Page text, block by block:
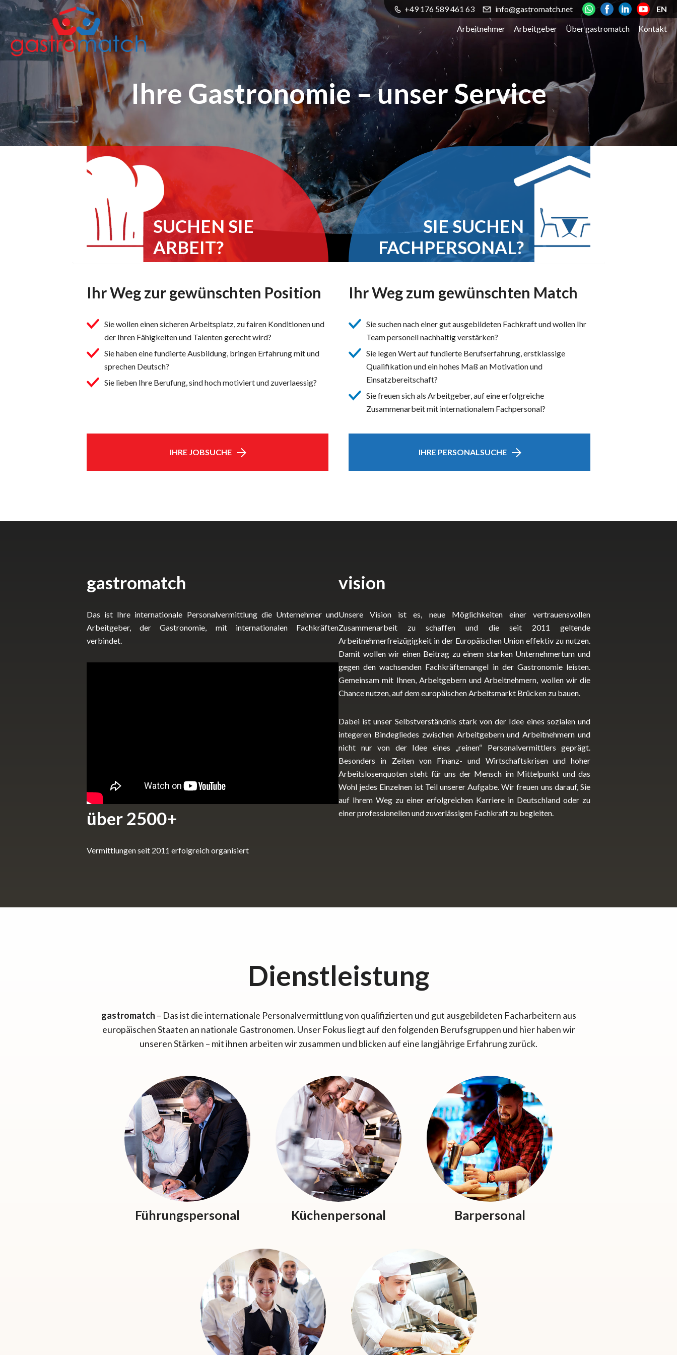
+49 176 589 461 63 info@gastromatch.net EN
Arbeitnehmer Arbeitgeber Über gastromatch Kontakt
Ihre Gastronomie – unser Service
SUCHEN SIE
ARBEIT?
Ihr Weg zur gewünschten Position
Sie wollen einen sicheren Arbeitsplatz, zu fairen Konditionen und
der Ihren Fähigkeiten und Talenten gerecht wird?
Sie haben eine fundierte Ausbildung, bringen Erfahrung mit und
sprechen Deutsch?
Sie lieben Ihre Berufung, sind hoch motiviert und zuverlaessig?
IHRE JOBSUCHE
SIE SUCHEN
FACHPERSONAL?
Ihr Weg zum gewünschten Match
Sie suchen nach einer gut ausgebildeten Fachkraft und wollen Ihr
Team personell nachhaltig verstärken?
Sie legen Wert auf fundierte Berufserfahrung, erstklassige
Qualifikation und ein hohes Maß an Motivation und
Einsatzbereitschaft?
Sie freuen sich als Arbeitgeber, auf eine erfolgreiche
Zusammenarbeit mit internationalem Fachpersonal?
IHRE PERSONALSUCHE
gastromatch
Das ist Ihre internationale Personalvermittlung die Unternehmer und
Arbeitgeber, der Gastronomie, mit internationalen Fachkräften
verbindet.
über 2500+
Vermittlungen seit 2011 erfolgreich organisiert
vision
Unsere Vision ist es, neue Möglichkeiten einer vertrauensvollen
Zusammenarbeit zu schaffen und die seit 2011 geltende
Arbeitnehmerfreizügigkeit in der Europäischen Union effektiv zu nutzen.
Damit wollen wir einen Beitrag zu einem starken Unternehmertum und
gegen den wachsenden Fachkräftemangel in der Gastronomie leisten.
Gemeinsam mit Ihnen, Arbeitgebern und Arbeitnehmern, wollen wir die
Chance nutzen, auf dem europäischen Arbeitsmarkt Brücken zu bauen.
Dabei ist unser Selbstverständnis stark von der Idee eines sozialen und
integeren Bindegliedes zwischen Arbeitgebern und Arbeitnehmern und
nicht nur von der Idee eines „reinen“ Personalvermittlers geprägt.
Besonders in Zeiten von Finanz- und Wirtschaftskrisen und hoher
Arbeitslosenquoten steht für uns der Mensch im Mittelpunkt und das
Wohl jedes Einzelnen ist Teil unserer Aufgabe. Wir freuen uns darauf, Sie
auf Ihrem Weg zu einer erfolgreichen Karriere in Deutschland oder zu
einer professionellen und zuverlässigen Fachkraft zu begleiten.
Dienstleistung
gastromatch – Das ist die internationale Personalvermittlung von qualifizierten und gut ausgebildeten Facharbeitern aus
europäischen Staaten an nationale Gastronomen. Unser Fokus liegt auf den folgenden Berufsgruppen und hier haben wir
unseren Stärken – mit ihnen arbeiten wir zusammen und blicken auf eine langjährige Erfahrung zurück.
Führungspersonal Küchenpersonal Barpersonal